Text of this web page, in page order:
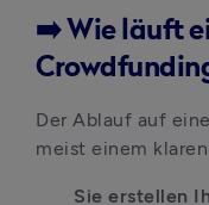
➡️ Wie läuft
Der Ablauf auf
meist einem
Sie erstellen